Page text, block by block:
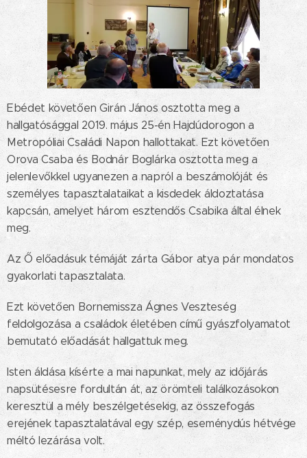
Ebédet követően Girán János osztotta meg a
hallgatósággal 2019. május 25-én Hajdúdorogon a
Metropóliai Családi Napon hallottakat. Ezt követően
Orova Csaba és Bodnár Boglárka osztotta meg a
jelenlevőkkel ugyanezen a napról a beszámolóját és
személyes tapasztalataikat a kisdedek áldoztatása
kapcsán, amelyet három esztendős Csabika által élnek
meg.
Az Ő előadásuk témáját zárta Gábor atya pár mondatos
gyakorlati tapasztalata.
Ezt követően Bornemissza Ágnes Veszteség
feldolgozása a családok életében című gyászfolyamatot
bemutató előadását hallgattuk meg.
Isten áldása kísérte a mai napunkat, mely az időjárás
napsütésesre fordultán át, az örömteli találkozásokon
keresztül a mély beszélgetésekig, az összefogás
erejének tapasztalatával egy szép, eseménydús hétvége
méltó lezárása volt.